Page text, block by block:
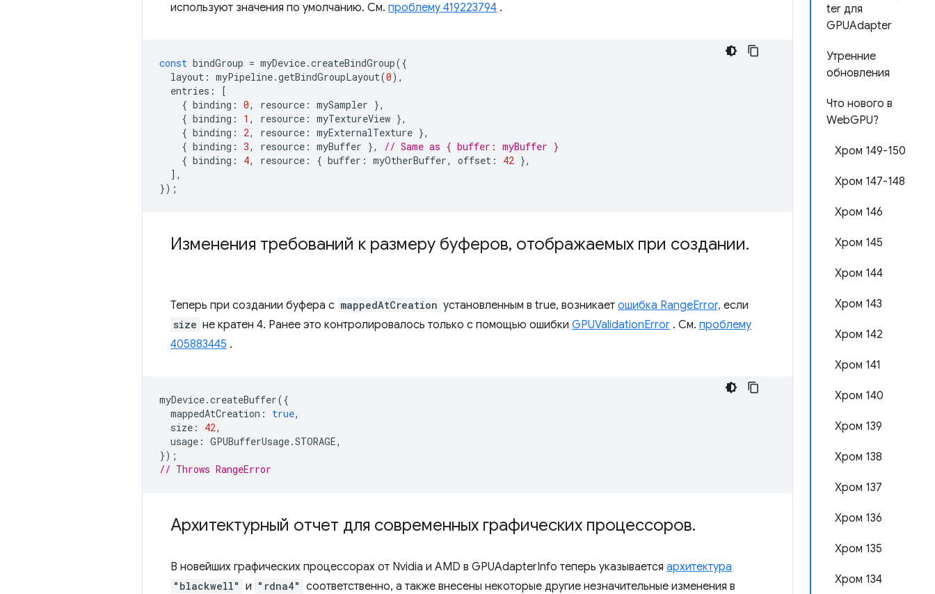
ter для
GPUAdapter
Утренние
обновления
Что нового в
WebGPU?
Хром 149-150
Хром 147-148
Хром 146
Хром 145
Хром 144
Хром 143
Хром 142
Хром 141
Хром 140
Хром 139
Хром 138
Хром 137
Хром 136
Хром 135
Хром 134
используют значения по умолчанию. См. проблему 419223794 .
const bindGroup = myDevice.createBindGroup({
layout : myPipeline.getBindGroupLayout(0),
entries :
[
{ binding : 0, resource : mySampler },
{ binding : 1 , resource : myTextureView },
{ binding : 2, resource : myExternalTexture },
{ binding : 3, resource : myBuffer },
// Same as { buffer: myBuffer }
{ binding : 4, resource : { buffer : myOtherBuffer, offset : 42 },
],
});
Изменения требований к размеру буферов, отображаемых при создании.
Теперь при создании буфера с mappedAtCreation установленным в true, возникает ошибка RangeError, если
size не кратен 4. Ранее это контролировалось только с помощью ошибки GPUValidationError . См. проблему
405883445 .
myDevice.createBuffer({
mappedAtCreation : true,
size : 42,
usage : GPUBufferUsage.STORAGE,
});
// Throws RangeError
Архитектурный отчет для современных графических процессоров.
В новейших графических процессорах от Nvidia и AMD в GPUAdapterInfo теперь указывается архитектура
"blackwell" и "rdna4" соответственно, а также внесены некоторые другие незначительные изменения в